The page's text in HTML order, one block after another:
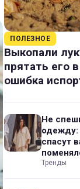
ПОЛЕЗНОЕ
Выкопали
прятать его
ошибка
Не
одежду:
спасут
Тренды